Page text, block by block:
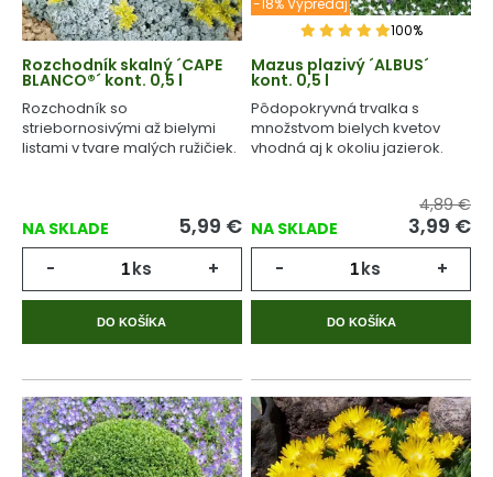
Rozchodník skalný ´CAPE
BLANCO®´ kont. 0,5 l
Rozchodník so
striebornosivými až bielymi
listami v tvare malých ružičiek.
NA SKLADE 5,99 €
- ks +
DO KOŠÍKA
-18% Výpredaj
100%
Mazus plazivý ´ALBUS´
kont. 0,5 l
Pôdopokryvná trvalka s
množstvom bielych kvetov
vhodná aj k okoliu jazierok.
NA SKLADE
4,89 €
3,99 €
- ks +
DO KOŠÍKA